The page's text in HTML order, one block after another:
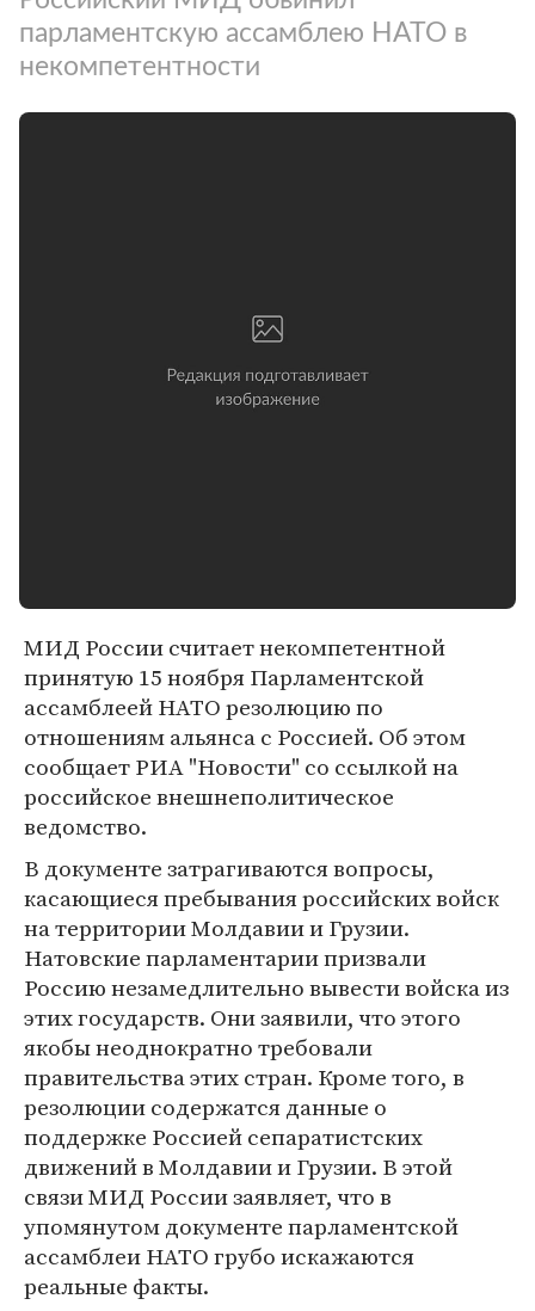
парламентскую ассамблею НАТО в
некомпетентности
МИД России считает некомпетентной
принятую 15 ноября Парламентской
ассамблеей НАТО резолюцию по
отношениям альянса с Россией. Об этом
сообщает РИА "Новости" со ссылкой на
российское внешнеполитическое
ведомство.
В документе затрагиваются вопросы,
касающиеся пребывания российских войск
на территории Молдавии и Грузии.
Натовские парламентарии призвали
Россию незамедлительно вывести войска из
этих государств. Они заявили, что этого
якобы неоднократно требовали
правительства этих стран. Кроме того, в
резолюции содержатся данные о
поддержке Россией сепаратистских
движений в Молдавии и Грузии. В этой
связи МИД России заявляет, что в
упомянутом документе парламентской
ассамблеи НАТО грубо искажаются
реальные факты.